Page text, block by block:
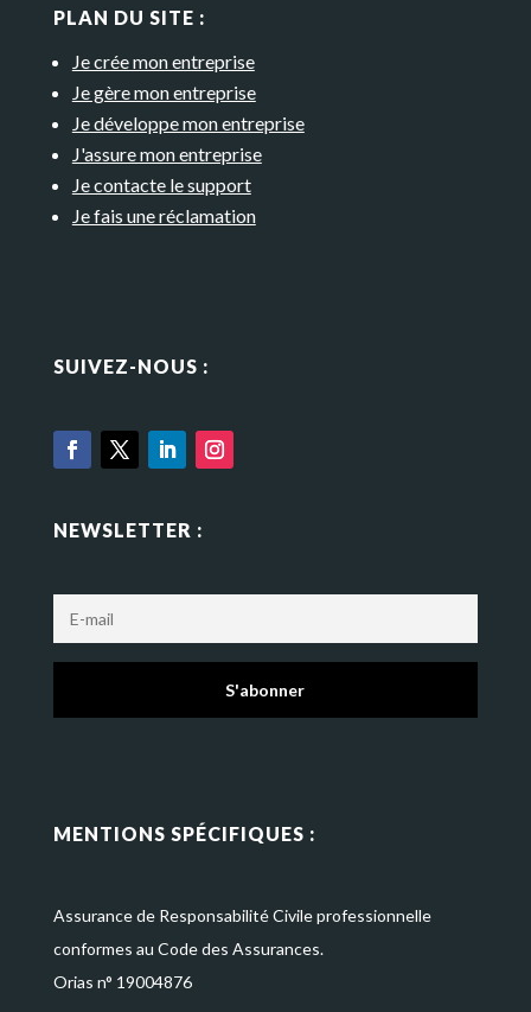
PLAN DU SITE :
Je crée mon entreprise
Je gère mon entreprise
Je développe mon entreprise
J'assure mon entreprise
Je contacte le support
Je fais une réclamation
SUIVEZ-NOUS :
NEWSLETTER :
S'abonner
MENTIONS SPÉCIFIQUES :
Assurance de Responsabilité Civile professionnelle
conformes au Code des Assurances.
Orias n° 19004876